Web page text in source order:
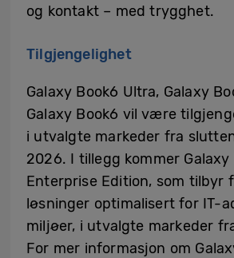
og kontakt – med trygghet.
Tilgjengelighet
Galaxy Book6 Ultra, Galaxy
Galaxy Book6 vil være
i utvalgte markeder fra
2026. I tillegg kommer Galaxy
Enterprise Edition, som tilbyr
løsninger optimalisert for IT-
miljøer, i utvalgte markeder
For mer informasjon om